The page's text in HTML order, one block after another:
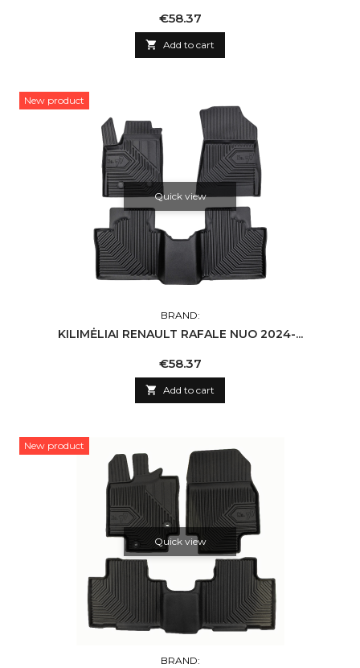
Price
€58.37
 Add to cart
New product
Quick view
BRAND:
KILIMĖLIAI RENAULT RAFALE NUO 2024-...
Price
€58.37
 Add to cart
New product
Quick view
BRAND: